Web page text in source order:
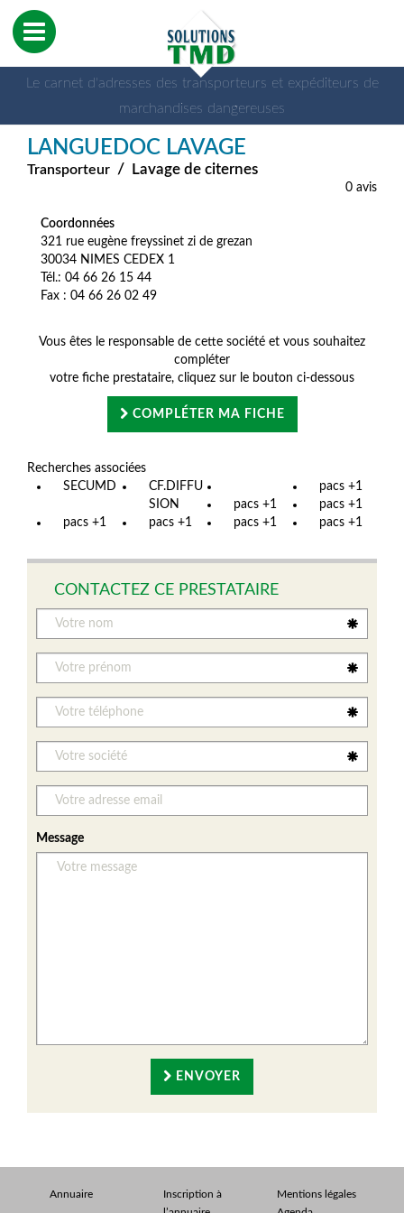
Le carnet d'adresses des transporteurs et expéditeurs de
marchandises dangereuses
LANGUEDOC LAVAGE
Transporteur / Lavage de citernes
0 avis
Coordonnées
321 rue eugène freyssinet zi de grezan
30034 NIMES CEDEX 1
Tél.: 04 66 26 15 44
Fax : 04 66 26 02 49
Vous êtes le responsable de cette société et vous souhaitez
compléter
votre fiche prestataire, cliquez sur le bouton ci-dessous
COMPLÉTER MA FICHE
Recherches associées
SECUMD
CF.DIFFU
SION
pacs +1
pacs +1
pacs +1
pacs +1
pacs +1 pacs +1 pacs +1
CONTACTEZ CE PRESTATAIRE
Message
ENVOYER
Annuaire
Inscription à
Mentions légales